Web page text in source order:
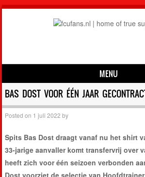
MENU
Skip to content
BAS DOST VOOR ÉÉN JAAR
Posted on 1 juli 2022 by
Spits Bas Dost draagt vanaf nu het shirt
33-jarige aanvaller komt transfervrij over
heeft zich voor één seizoen verbonden
Dost voorziet de selectie van